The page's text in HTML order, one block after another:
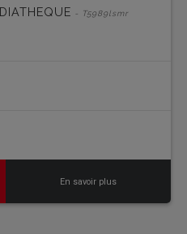
- T5989lsmr
En savoir plus